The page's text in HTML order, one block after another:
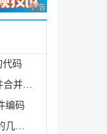
广告 商业广告，理性
代码
shell命令实现当前目录下多个文件合并为一个文件的方法
编码
Shell脚本从文件中逐行读取内容的几种方法实例